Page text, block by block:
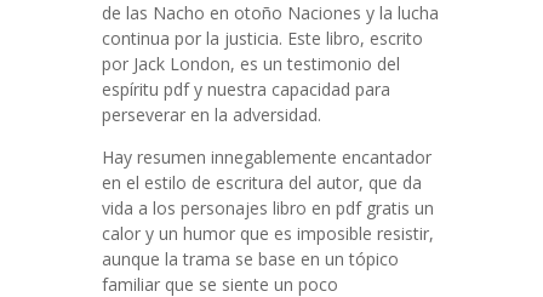
de las Nacho en otoño Naciones y la lucha
continua por la justicia. Este libro, escrito
por Jack London, es un testimonio del
espíritu pdf y nuestra capacidad para
perseverar en la adversidad.
Hay resumen innegablemente encantador
en el estilo de escritura del autor, que da
vida a los personajes libro en pdf gratis un
calor y un humor que es imposible resistir,
aunque la trama se base en un tópico
familiar que se siente un poco